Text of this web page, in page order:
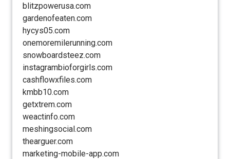
blitzpowerusa.com
gardenofeaten.com
hycys05.com
onemoremilerunning.com
snowboardsteez.com
instagrambioforgirls.com
cashflowxfiles.com
kmbb10.com
getxtrem.com
weactinfo.com
meshingsocial.com
thearguer.com
marketing-mobile-app.com